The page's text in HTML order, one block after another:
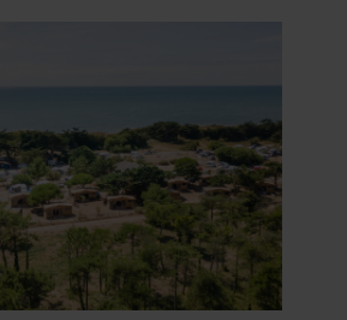
und Authentizität zu erkunden.